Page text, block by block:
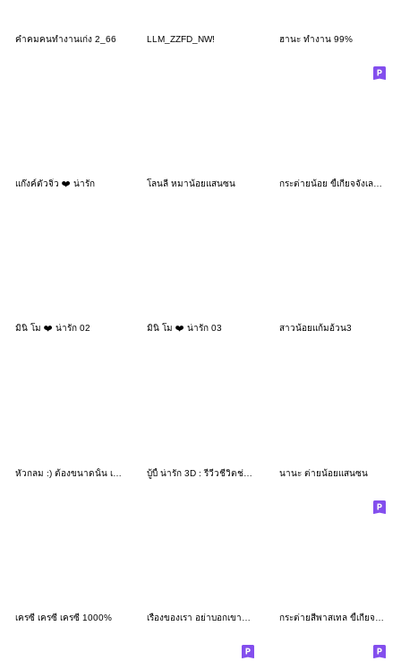
คำคมคนทำงานเก่ง 2_66 LLM_ZZFD_NW! ฮานะ ทำงาน 99%
แก๊งค์ตัวจิ๋ว ❤️ น่ารัก โลนลี่ หมาน้อยแสนซน กระต่ายน้อย ขี้เกียจจังเลย 2_98
มินิ โม ❤️ น่ารัก 02 มินิ โม ❤️ น่ารัก 03 สาวน้อยแก้มอ้วน3
นานะ ต่ายน้อยแสนซน
เครซี่ เครซี่ เครซี่ 1000%